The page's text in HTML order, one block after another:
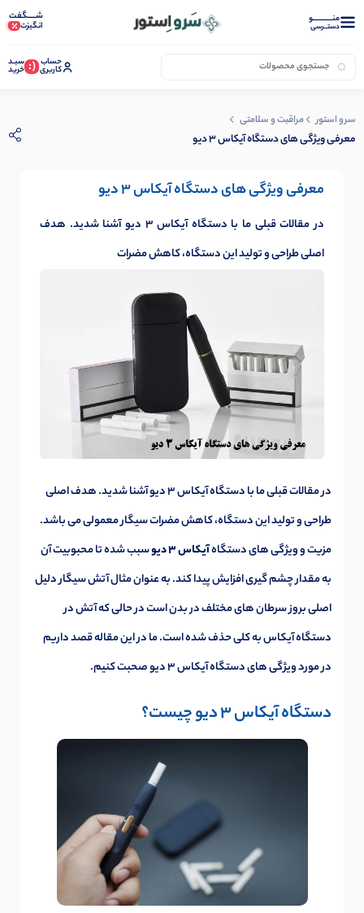
منــــــــــــو
دستــرسی
شـــــگفت
انگیزت
حساب
کاربری (: سبـد
خرید
سرو استور مراقبت و سلامتی
معرفی ویژگی های دستگاه آیکاس 3 دیو
معرفی ویژگی های دستگاه آیکاس 3 دیو
در مقالات قبلی ما با دستگاه آیکاس 3 دیو آشنا شدید. هدف
اصلی طراحی و تولید این دستگاه، کاهش مضرات
در مقالات قبلی ما با دستگاه آیکاس 3 دیو آشنا شدید. هدف اصلی
طراحی و تولید این دستگاه، کاهش مضرات سیگار معمولی می باشد.
مزیت و ویژگی های دستگاهآیکاس 3 دیو
سبب شده تا محبوبیت آن
به مقدار چشم گیری افزایش پیدا کند. به عنوان مثال آتش سیگار دلیل
اصلی بروز سرطان های مختلف در بدن است در حالی که آتش در
دستگاه آیکاس به کلی حذف شده است. ما در این مقاله قصد داریم
در مورد ویژگی های دستگاه آیکاس 3 دیو صحبت کنیم.
دستگاه آیکاس 3 دیو چیست؟